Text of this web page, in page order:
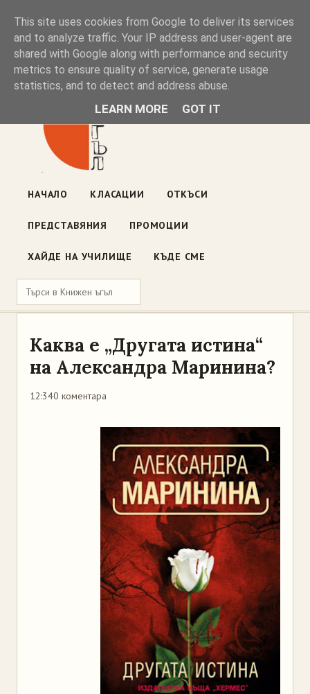
Книжен ъгъл
Блог на книжарницата — класации, откъси, нови книги
ул. „Оборище" 117, София· пон–пет 10:00–19:00 ·
НАЧАЛО КЛАСАЦИИ ОТКЪСИ
ПРЕДСТАВЯНИЯ ПРОМОЦИИ
ХАЙДЕ НА УЧИЛИЩЕ КЪДЕ СМЕ
Каква е „Другата истина“
на Александра Маринина?
12:340 коментара
This site uses cookies from Google to deliver its services
and to analyze traffic. Your IP address and user-agent are
shared with Google along with performance and security
metrics to ensure quality of service, generate usage
statistics, and to detect and address abuse.
LEARN MORE GOT IT